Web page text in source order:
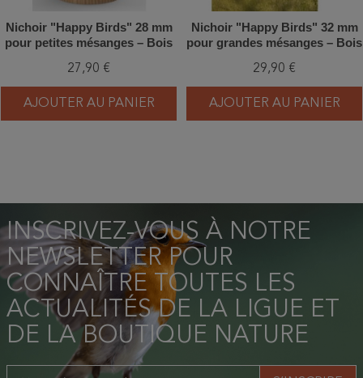
Nichoir "Happy Birds" 28 mm
pour petites mésanges – Bois
27,90 €
AJOUTER AU PANIER
Nichoir "Happy Birds" 32 mm
pour grandes mésanges – Bois
29,90 €
AJOUTER AU PANIER
INSCRIVEZ-VOUS À NOTRE
NEWSLETTER POUR
CONNAÎTRE TOUTES LES
ACTUALITÉS DE LA LIGUE ET
DE LA BOUTIQUE NATURE